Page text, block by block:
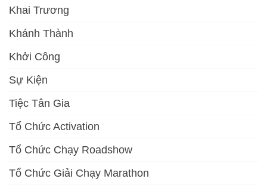
Khai Trương
Khánh Thành
Khởi Công
Sự Kiện
Tiệc Tân Gia
Tổ Chức Activation
Tổ Chức Chạy Roadshow
Tổ Chức Giải Chạy Marathon